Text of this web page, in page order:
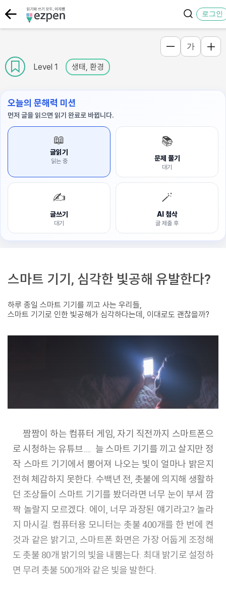
로그인
Level 1 생태, 환경
가
오늘의 문해력 미션
먼저 글을 읽으면 읽기 완료로 바뀝니다.
📖
글읽기
읽는 중
📚
문제 풀기
대기
✍️
글쓰기
대기
🪄
AI 첨삭
글 제출 후
스마트 기기, 심각한 빛공해 유발한다?
하루 종일 스마트 기기를 끼고 사는 우리들,
스마트 기기로 인한 빛공해가 심각하다는데, 이대로도 괜찮을까?
짬짬이 하는 컴퓨터 게임, 자기 직전까지 스마트폰으
로 시청하는 유튜브…. 늘 스마트 기기를 끼고 살지만 정
작 스마트 기기에서 뿜어져 나오는 빛이 얼마나 밝은지
전혀 체감하지 못한다. 수백년 전, 촛불에 의지해 생활하
던 조상들이 스마트 기기를 봤더라면 너무 눈이 부셔 깜
짝 놀랄지 모르겠다. 에이, 너무 과장된 얘기라고? 놀라
지 마시길. 컴퓨터용 모니터는 촛불 400개를 한 번에 켠
것과 같은 밝기고, 스마트폰 화면은 가장 어둡게 조정해
도 촛불 80개 밝기의 빛을 내뿜는다. 최대 밝기로 설정하
면 무려 촛불 500개와 같은 빛을 발한다.